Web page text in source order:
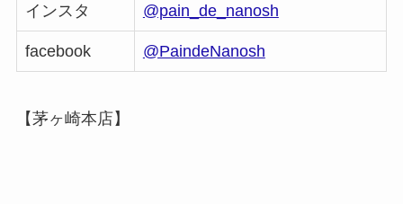
インスタ @pain_de_nanosh
facebook @PaindeNanosh
【茅ヶ崎本店】